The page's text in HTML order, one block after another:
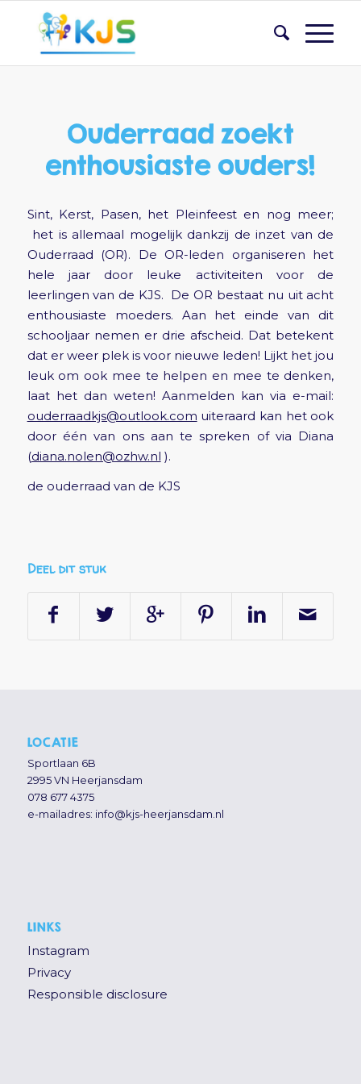
Ouderraad zoekt
enthousiaste ouders!
Sint, Kerst, Pasen, het Pleinfeest en nog meer;
het is allemaal mogelijk dankzij de inzet van de
Ouderraad (OR). De OR-leden organiseren het
hele jaar door leuke activiteiten voor de
leerlingen van de KJS. De OR bestaat nu uit acht
enthousiaste moeders. Aan het einde van dit
schooljaar nemen er drie afscheid. Dat betekent
dat er weer plek is voor nieuwe leden! Lijkt het jou
leuk om ook mee te helpen en mee te denken,
laat het dan weten! Aanmelden kan via e-mail:
ouderraadkjs@outlook.com uiteraard kan het ook
door één van ons aan te spreken of via Diana
(diana.nolen@ozhw.nl ).
de ouderraad van de KJS
Deel dit stuk
LOCATIE
Sportlaan 6B
2995 VN Heerjansdam
078 677 4375
e-mailadres: info@kjs-heerjansdam.nl
LINKS
Instagram
Privacy
Responsible disclosure